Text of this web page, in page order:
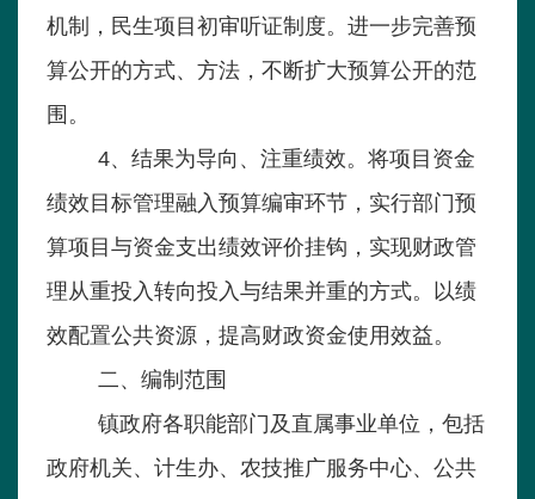
机制，民生项目初审听证制度。进一步完善预
算公开的方式、方法，不断扩大预算公开的范
围。
4、结果为导向、注重绩效。将项目资金
绩效目标管理融入预算编审环节，实行部门预
算项目与资金支出绩效评价挂钩，实现财政管
理从重投入转向投入与结果并重的方式。以绩
效配置公共资源，提高财政资金使用效益。
二、编制范围
镇政府各职能部门及直属事业单位，包括
政府机关、计生办、农技推广服务中心、公共